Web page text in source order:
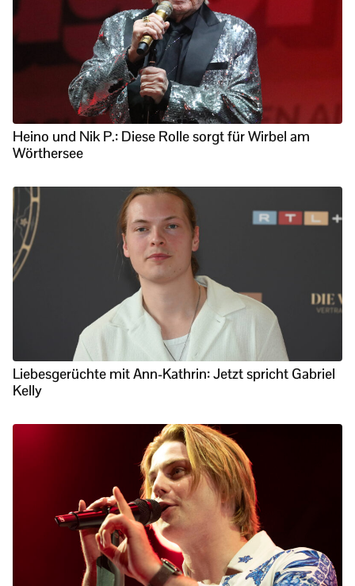
Heino und Nik P.: Diese Rolle sorgt für Wirbel am
Wörthersee
Liebesgerüchte mit Ann-Kathrin: Jetzt spricht Gabriel
Kelly